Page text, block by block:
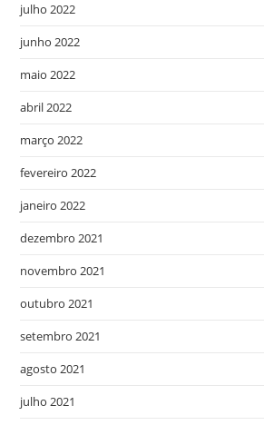
julho 2022
junho 2022
maio 2022
abril 2022
março 2022
fevereiro 2022
janeiro 2022
dezembro 2021
novembro 2021
outubro 2021
setembro 2021
agosto 2021
julho 2021